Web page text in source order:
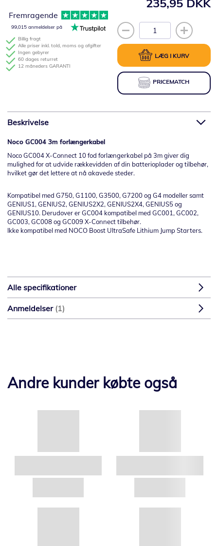
235,95 DKK
LÆG I KURV
PRICEMATCH
Billig fragt
Alle priser inkl. told, moms og afgifter
Ingen gebyrer
60 dages returret
12 måneders GARANTI
Fremragende
99,015 anmeldelser på
Beskrivelse
Noco GC004 3m forlængerkabel
Noco GC004 X-Connect 10 fod forlængerkabel på 3m giver dig
mulighed for at udvide rækkevidden af din batterioplader og tilbehør,
hvilket gør det lettere at nå akavede steder.
Kompatibel med G750, G1100, G3500, G7200 og G4 modeller samt
GENIUS1, GENIUS2, GENIUS2X2, GENIUS2X4, GENIUS5 og
GENIUS10. Derudover er GC004 kompatibel med GC001, GC002,
GC003, GC008 og GC009 X-Connect tilbehør.
Ikke kompatibel med NOCO Boost UltraSafe Lithium Jump Starters.
Alle specifikationer
Anmeldelser 1
Andre kunder købte også